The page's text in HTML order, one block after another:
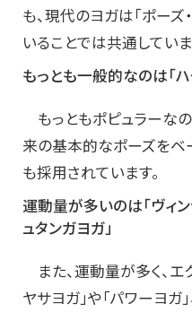
も、現代のヨガは「ポーズ
いることでは共通していま
もっとも一般的なのは「ハ
もっともポピュラーなの
来の基本的なポーズをベ
も採用されています。
運動量が多いのは「ヴィン
ュタンガヨガ」
また、運動量が多く、エ
ヤサヨガ」や「パワーヨガ